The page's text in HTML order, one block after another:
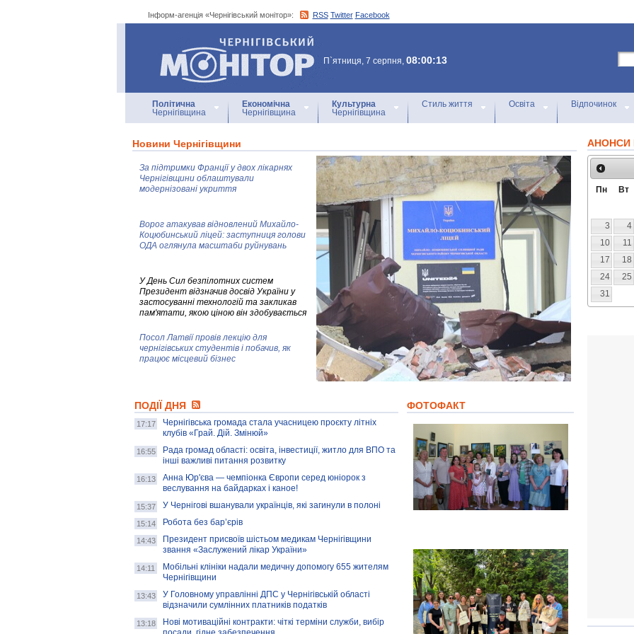
Інформ-агенція «Чернігівський монітор»: RSS Twitter Facebook
Інформ-агенція
«Чернігівський монітор»
П`ятниця, 7 серпня, 08:00:13
Політична
Чернігівщина
Економічна
Чернігівщина
Культурна
Чернігівщина
Стиль життя Освіта Відпочинок
Новини Чернігівщини
За підтримки Франції у двох лікарнях
Чернігівщини облаштували
модернізовані укриття
Ворог атакував відновлений Михайло-
Коцюбинський ліцей: заступниця голови
ОДА оглянула масштаби руйнувань
У День Сил безпілотних систем
Президент відзначив досвід України у
застосуванні технологій та закликав
пам'ятати, якою ціною він здобувається
Посол Латвії провів лекцію для
чернігівських студентів і побачив, як
працює місцевий бізнес
колекцію про війну, емоції та тварин
AB InBev Efes Україна підтримала
навчальний проєкт "Молодіжна бізнес-
школа", спрямований на розвиток
підприємництва у Чернігівській області
Золота тварина: видання Forbes
написало про чернігівця Патрона: хто і
скільки на ньому заробляє? І куди
витрачають?
ПОДІЇ ДНЯ
17:17
Чернігівська громада стала учасницею проєкту літніх
клубів «Грай. Дій. Змінюй»
16:55
Рада громад області: освіта, інвестиції, житло для ВПО та
інші важливі питання розвитку
16:13
Анна Юр'єва — чемпіонка Європи серед юніорок з
веслування на байдарках і каное!
15:37 У Чернігові вшанували українців, які загинули в полоні
15:14 Робота без бар’єрів
14:43
Президент присвоїв шістьом медикам Чернігівщини
звання «Заслужений лікар України»
14:11
Мобільні клініки надали медичну допомогу 655 жителям
Чернігівщини
13:43
У Головному управлінні ДПС у Чернігівській області
відзначили сумлінних платників податків
13:18
Нові мотиваційні контракти: чіткі терміни служби, вибір
ФОТОФАКТ
АНОНСИ
Пн Вт
3
4
10
11
17
18
24
25
31